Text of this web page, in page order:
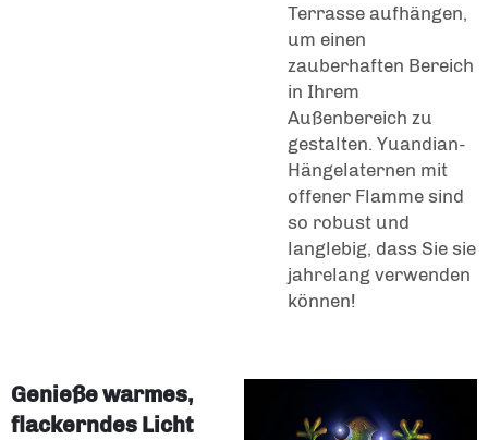
Terrasse aufhängen,
um einen
zauberhaften Bereich
in Ihrem
Außenbereich zu
gestalten. Yuandian-
Hängelaternen mit
offener Flamme sind
so robust und
langlebig, dass Sie sie
jahrelang verwenden
können!
Genieße warmes,
flackerndes Licht